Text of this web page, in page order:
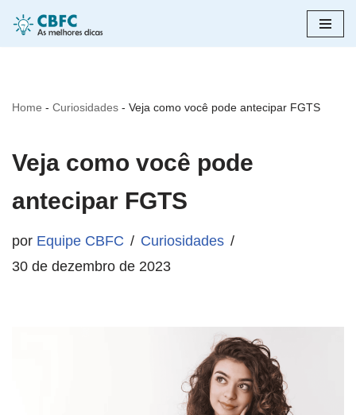
Pular
Home - Curiosidades - Veja como você pode antecipar FGTS
Veja como você pode
antecipar FGTS
por Equipe CBFC
Curiosidades
30 de dezembro de 2023